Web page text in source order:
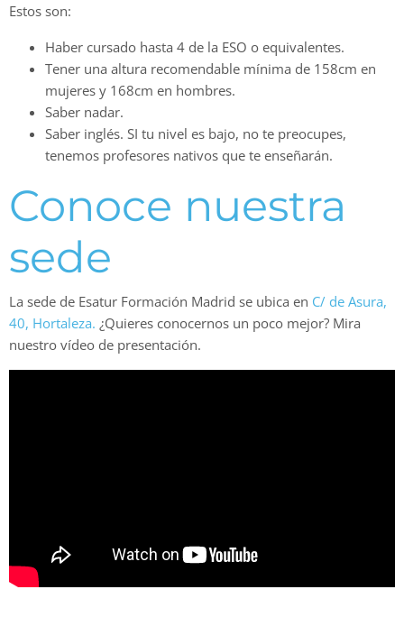
Estos son:
Haber cursado hasta 4 de la ESO o equivalentes.
Tener una altura recomendable mínima de 158cm en
mujeres y 168cm en hombres.
Saber nadar.
Saber inglés. SI tu nivel es bajo, no te preocupes,
tenemos profesores nativos que te enseñarán.
Conoce nuestra
sede
La sede de Esatur Formación Madrid se ubica en C/ de Asura,
40, Hortaleza. ¿Quieres conocernos un poco mejor? Mira
nuestro vídeo de presentación.